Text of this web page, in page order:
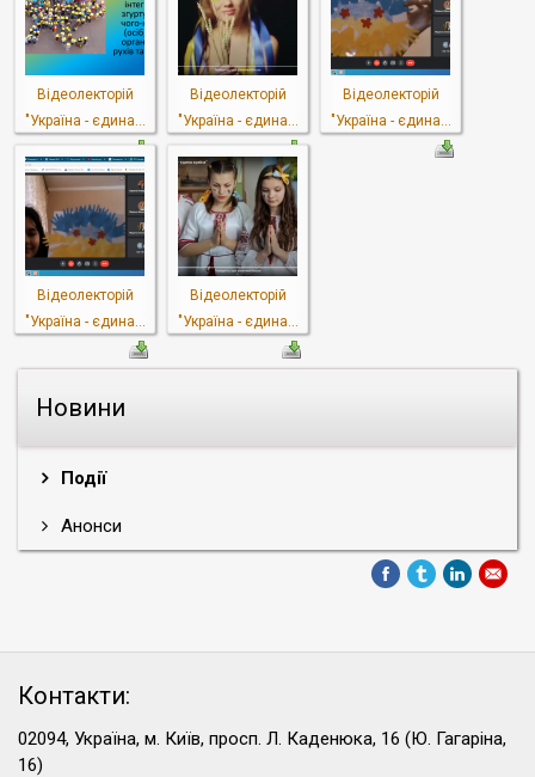
Новини
Події
Анонси
Відеолекторій
"Україна - єдина...
Відеолекторій
"Україна - єдина...
Відеолекторій
"Україна - єдина...
Відеолекторій
"Україна - єдина...
Відеолекторій
"Україна - єдина...
Контакти:
02094, Україна, м. Київ, просп. Л. Каденюка, 16 (Ю. Гагаріна,
16)